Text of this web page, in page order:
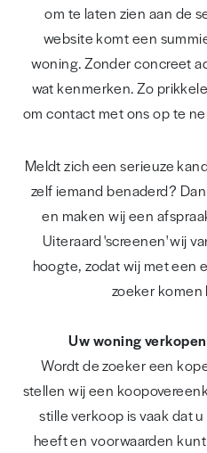
om te laten zien aan de
website komt een
woning. Zonder concreet
wat kenmerken. Zo
om contact met ons op te
Meldt zich een serieuze
zelf iemand benaderd?
en maken wij een
Uiteraard 'screenen' wij
hoogte, zodat wij met een
zoeker
Uw woning
Wordt de zoeker een
stellen wij een
stille verkoop is vaak dat
heeft en voorwaarden